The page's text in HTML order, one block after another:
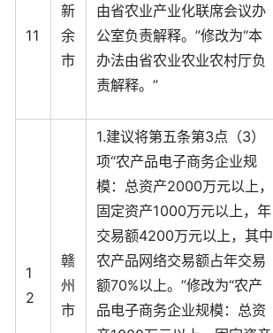
11
新
余
市
由省农业产业化联席会议办
公室负责解释。”修改为“本
办法由省农业农业农村厅负
责解释。”
1
2
赣
州
市
1.建议将第五条第3点（3）
项“农产品电子商务企业规
模：总资产2000万元以上，
固定资产1000万元以上，年
交易额4200万元以上，其中
农产品网络交易额占年交易
额70%以上。”修改为“农产
品电子商务企业规模：总资